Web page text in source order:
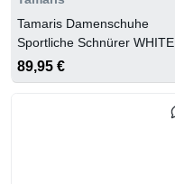
Tamaris Damenschuhe
Sportliche Schnürer WHITE
COMB
89,95 €